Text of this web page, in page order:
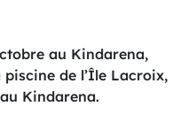
au Kindarena,
de l’Île Lacroix,
Kindarena.